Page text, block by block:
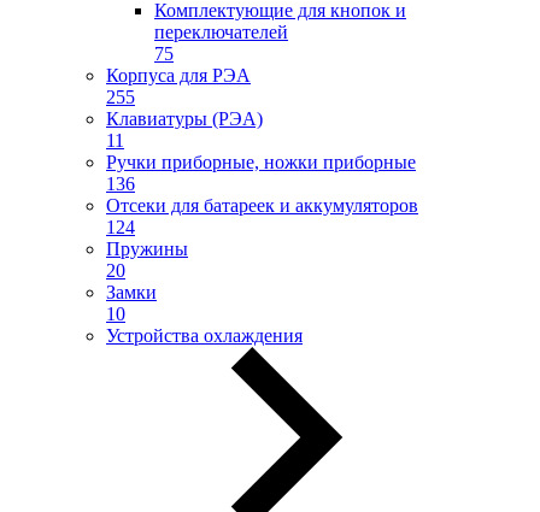
Комплектующие для кнопок и
переключателей
75
Корпуса для РЭА
255
Клавиатуры (РЭА)
11
Ручки приборные, ножки приборные
136
Отсеки для батареек и аккумуляторов
124
Пружины
20
Замки
10
Устройства охлаждения